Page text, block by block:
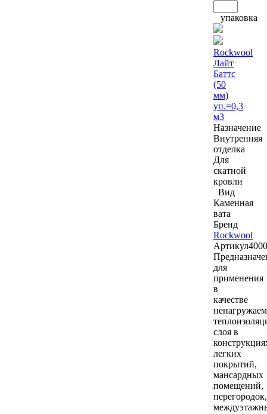
упаковка
Rockwool
Лайт
Баттс
(50
мм)
уп.=0,3
м3
Назначение
Внутренняя
отделка
Для
скатной
кровли
Вид
Каменная
вата
Бренд
Rockwool
Артикул
для
применения
в
качестве
слоя в
легких
покрытий,
мансардных
помещений,
перегородок,